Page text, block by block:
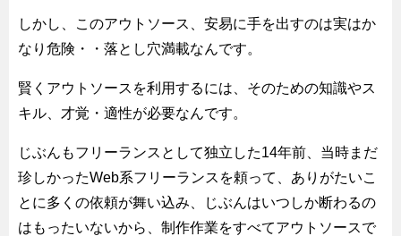
しかし、このアウトソース、安易に手を出すのは実はか
なり危険・・落とし穴満載なんです。
賢くアウトソースを利用するには、そのための知識やス
キル、才覚・適性が必要なんです。
じぶんもフリーランスとして独立した14年前、当時まだ
珍しかったWeb系フリーランスを頼って、ありがたいこ
とに多くの依頼が舞い込み、じぶんはいつしか断わるの
はもったいないから、制作作業をすべてアウトソースで